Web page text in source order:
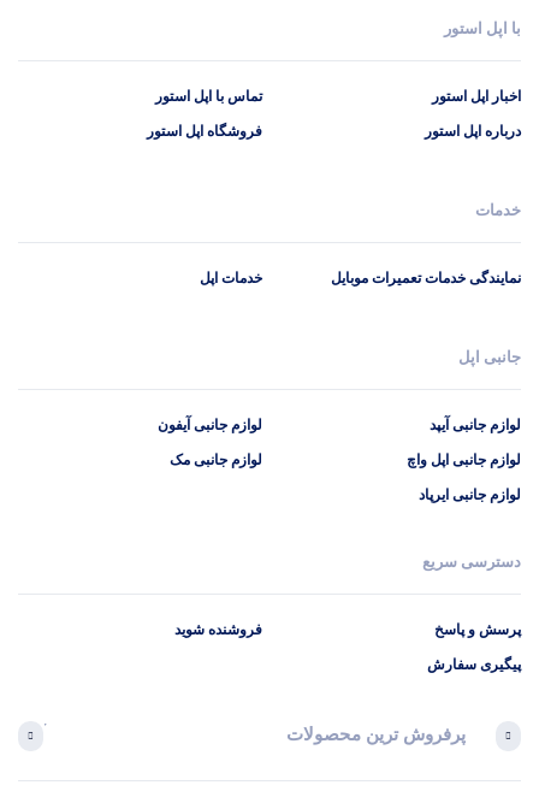
با اپل استور
اخبار اپل استور
درباره اپل استور
تماس با اپل استور
فروشگاه اپل استور
خدمات
نمایندگی خدمات تعمیرات موبایل خدمات اپل
جانبی اپل
لوازم جانبی آیپد
لوازم جانبی اپل واچ
لوازم جانبی ایرپاد
لوازم جانبی آیفون
لوازم جانبی مک
دسترسی سریع
پرسش و پاسخ
پیگیری سفارش
فروشنده شوید
پرفروش ترین محصولات